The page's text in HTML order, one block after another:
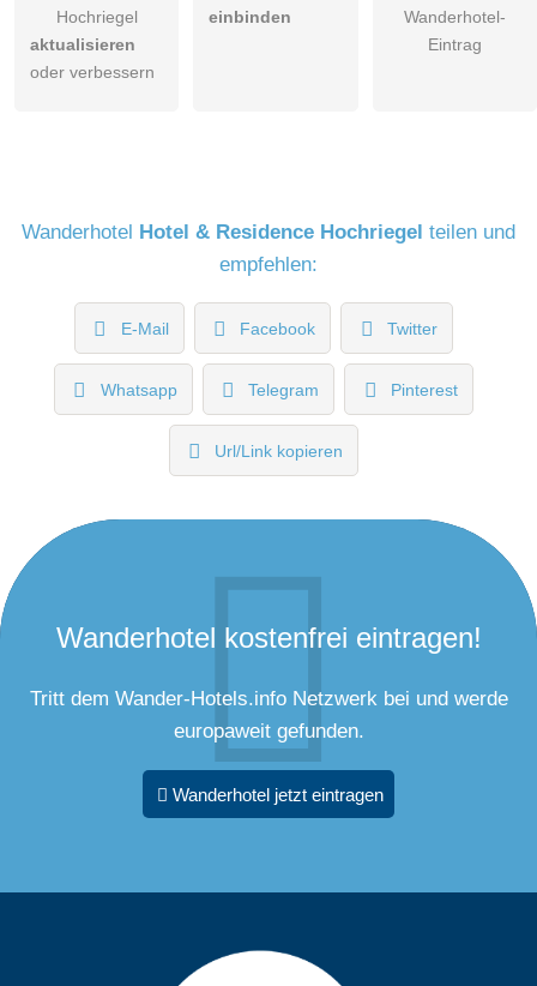
Themensuite Hirsch
Suite-Süd mit ca. 45 m², Schlaf- und Wohnraum teilbar, Safe,
2 Sat-TV, Radio, Telefon, kostenlosem WLAN, Balkon,
Badezimmer mit Dusche, Doppelwaschtisch und
2,10x2m, Badetasche, inkl. eine Flasche Hochriegelsekt am
Hochriegel
aktualisieren
oder verbessern
einbinden
Wanderhotel-
Eintrag
Wanderhotel Hotel & Residence Hochriegel teilen und
empfehlen:
E-Mail Facebook Twitter
Whatsapp Telegram Pinterest
Url/Link kopieren
Wanderhotel kostenfrei eintragen!
Tritt dem Wander-Hotels.info Netzwerk bei und werde
europaweit gefunden.
Wanderhotel jetzt eintragen